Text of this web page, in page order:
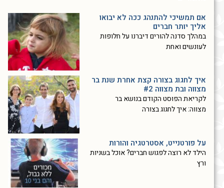
אם תמשיכי להתנהג ככה לא יבואו
אליך יותר חברים
במהלך סדנה להורים דיברנו על חלופות
לעונשים ואחת
איך לחגוג בצורה קצת אחרת שנת בר
מצווה ובת מצווה #2
לקריאת הפוסט הקודם בנושא בר
מצווה: איך לחגוג בצורה
על פורטנייט, אסטרטגיה והורות
הילד לא רוצה לפגוש חברים? אוכל בשניות
ורץ